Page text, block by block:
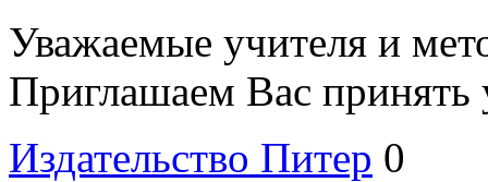
Уважаемые учителя и
Приглашаем Вас принять
Издательство Питер 0